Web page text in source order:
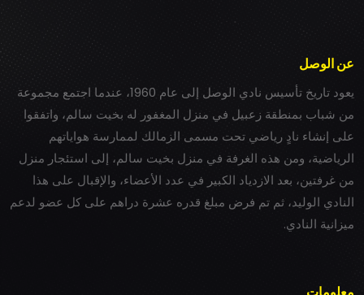
عن الوصل
يعود تاريخ تأسيس نادي الوصل إلى عام 1960، عندما اجتمع مجموعة
من شباب بمنطقة زعبيل في منزل المغفور له بخيت سالم، واتفقوا
على إنشاء نادٍ رياضي تحت مسمى الزمالك لممارسة هواياتهم
الرياضية، ومن هذه الغرفة في منزل بخيت سالم، إلى استئجار منزل
من غرفتين، بعد الازدياد الكبير في عدد الأعضاء، والإقبال على هذا
النادي الوليد، ثم تم فرض مبلغ قدره عشرة دراهم على كل عضو لدعم
ميزانية النادي.